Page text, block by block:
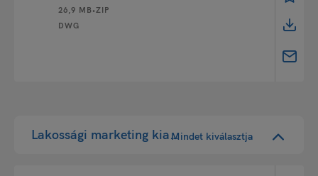
26,9 MB•ZIP
DWG
Lakossági marketing kiadványok
Mindet kiválasztja